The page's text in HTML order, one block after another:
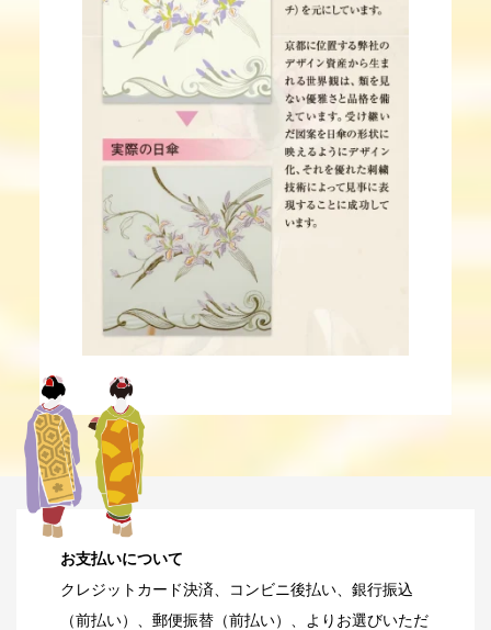
お支払いについて
クレジットカード決済、コンビニ後払い、銀行振込
（前払い）、郵便振替（前払い）、よりお選びいただ